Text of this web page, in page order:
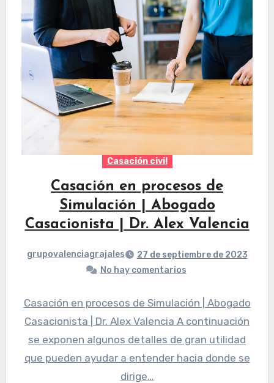
Casación civil
Casación en procesos de
Simulación | Abogado
Casacionista | Dr. Alex Valencia
grupovalenciagrajales
27 de septiembre de 2023
No hay comentarios
Casación en procesos de Simulación | Abogado
Casacionista | Dr. Alex Valencia A continuación
se exponen algunos detalles de gran utilidad
que pueden ayudar a entender hacia donde se
dirige…